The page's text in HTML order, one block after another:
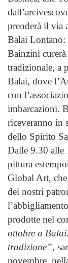
prenderà il via
Balai Lontano:
Bainzini
tradizionale, a
Balai, dove
con
imbarcazioni.
riceveranno in
dello Spirito
Dalle 9.30 alle
pittura
Global Art,
dei nostri
prodotte nel
ottobre a
tradizione”,
novembre,